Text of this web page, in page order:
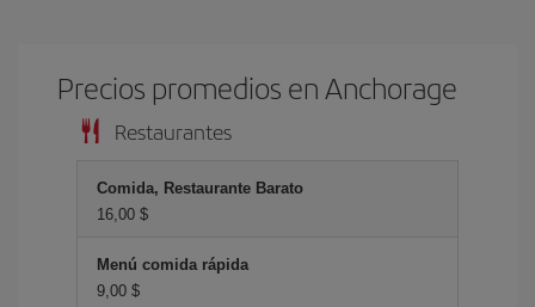
Precios promedios en Anchorage
Restaurantes
Comida, Restaurante Barato
16,00 $
Menú comida rápida
9,00 $